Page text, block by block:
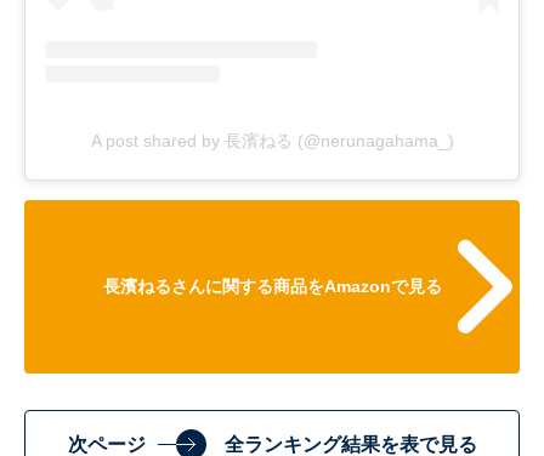
A post shared by 長濱ねる (@nerunagahama_)
長濱ねるさんに関する商品をAmazonで見る
次ページ 全ランキング結果を表で見る